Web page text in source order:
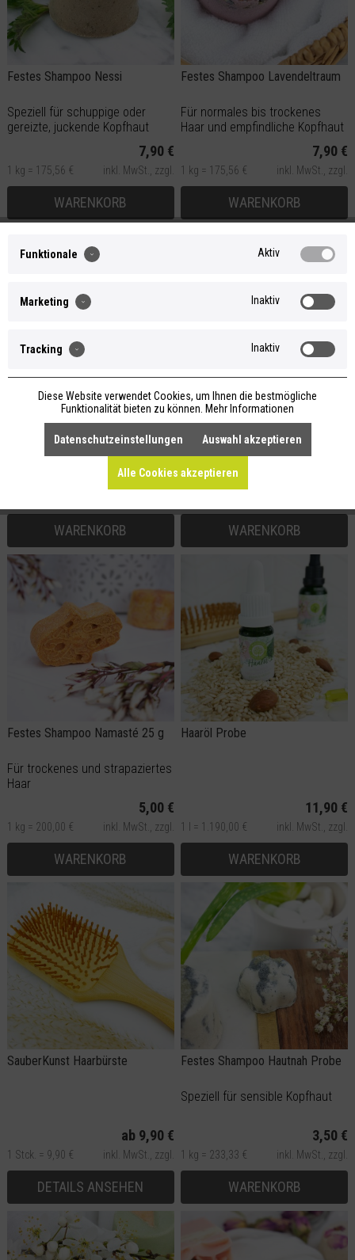
Festes Shampoo Nessi
Speziell für schuppige oder
gereizte, juckende Kopfhaut
7,90 €
1 kg = 175,56 € inkl. MwSt., zzgl.
Versand
WARENKORB
Festes Shampoo Lavendeltraum
Für normales bis trockenes
Haar und empfindliche Kopfhaut
7,90 €
1 kg = 175,56 € inkl. MwSt., zzgl.
Versand
WARENKORB
Festes Shampoo Froschkönig
Für normales bis schnell
fettendes Haar
7,90 €
Versand
WARENKORB
Haarseife Verlockend
Für normales und lockiges Haar
Versand
WARENKORB
Festes Shampoo Namasté 25 g
Für trockenes und strapaziertes
Haar
5,00 €
1 kg = 200,00 € inkl. MwSt., zzgl.
Versand
WARENKORB
Haaröl Probe
11,90 €
1 l = 1.190,00 € inkl. MwSt., zzgl.
Versand
WARENKORB
SauberKunst Haarbürste
ab 9,90 €
1 Stck. = 9,90 € inkl. MwSt., zzgl.
Versand
DETAILS ANSEHEN
Festes Shampoo Hautnah Probe
Speziell für sensible Kopfhaut
3,50 €
1 kg = 233,33 € inkl. MwSt., zzgl.
Versand
WARENKORB
Funktionale Aktiv
Marketing Inaktiv
Tracking Inaktiv
Diese Website verwendet Cookies, um Ihnen die bestmögliche
Funktionalität bieten zu können. Mehr Informationen
Datenschutzeinstellungen Auswahl akzeptieren
Alle Cookies akzeptieren